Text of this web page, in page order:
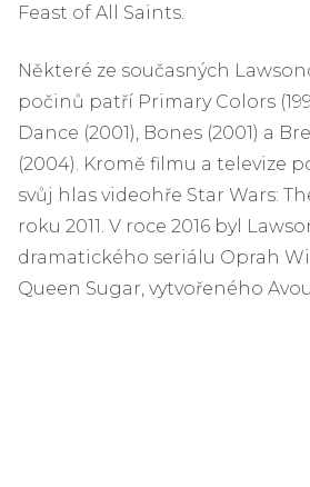
Feast of All Saints.
Některé ze současných
počinů patří Primary Colors
Dance (2001), Bones (2001) a
(2004). Kromě filmu a televize
svůj hlas videohře Star Wars:
roku 2011. V roce 2016 byl
dramatického seriálu Oprah
Queen Sugar, vytvořeného